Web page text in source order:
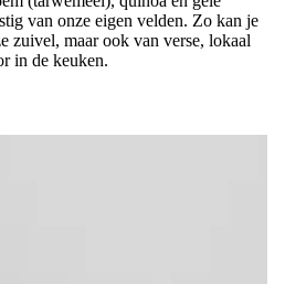
van onze eigen velden. Zo kan je
zuivel, maar ook van verse, lokaal
in de keuken.